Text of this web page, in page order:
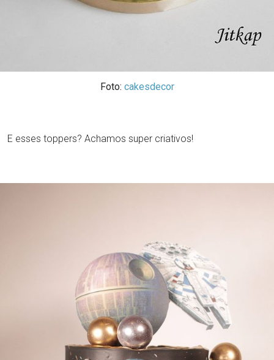
Foto: cakesdecor
E esses toppers? Achamos super criativos!